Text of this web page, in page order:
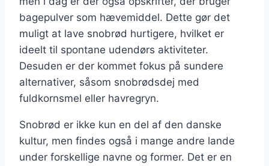
bagepulver som hævemiddel. Dette gør det
muligt at lave snobrød hurtigere, hvilket er
ideelt til spontane udendørs aktiviteter.
Desuden er der kommet fokus på sundere
alternativer, såsom snobrødsdej med
fuldkornsmel eller havregryn.
Snobrød er ikke kun en del af den danske
kultur, men findes også i mange andre lande
under forskellige navne og former. Det er en